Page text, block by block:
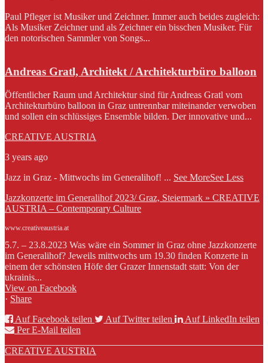
Paul Pfleger ist Musiker und Zeichner. Immer auch beides zugleich:
Als Musiker Zeichner und als Zeichner ein bisschen Musiker. Für
den notorischen Sammler von Songs...
Andreas Gratl, Architekt / Architekturbüro balloon
Öffentlicher Raum und Architektur sind für Andreas Gratl vom
Architekturbüro balloon in Graz untrennbar miteinander verwoben
und sollen ein schlüssiges Ensemble bilden. Der innovative und...
CREATIVE AUSTRIA
3 years ago
Jazz in Graz - Mittwochs im Generalihof! ... See MoreSee Less
Jazzkonzerte im Generalihof 2023/ Graz, Steiermark » CREATIVE
AUSTRIA – Contemporary Culture
www.creativeaustria.at
5.7. – 23.8.2023 Was wäre ein Sommer in Graz ohne Jazzkonzerte
im Generalihof? Jeweils mittwochs um 19.30 finden Konzerte in
einem der schönsten Höfe der Grazer Innenstadt statt: Von der
ukrainis...
View on Facebook
· Share
Auf Facebook teilen
Auf Twitter teilen
Auf LinkedIn teilen
Per E-Mail teilen
CREATIVE AUSTRIA